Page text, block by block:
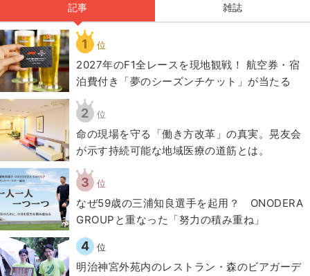
記事 雑誌
1 位
2027年のF1全レースを現地観戦！ 航空券・宿
泊費付き「夢のシーズンチケット」が当たる
2 位
​命の現場を守る「働き方改革」の真実。晃友会
が示す持続可能な地域医療の道筋とは。
3 位
なぜ59歳の三浦知良選手を起用？ ONODERA
GROUPと重なった「努力の積み重ね」
4 位
明治神宮外苑内のレストラン・森のビアガーデ